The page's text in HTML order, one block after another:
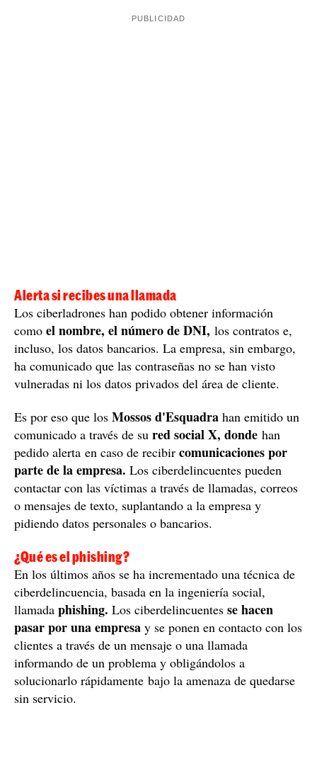
Alerta si recibes una llamada
Los ciberladrones han podido obtener información
como el nombre, el número de DNI, los contratos e,
incluso, los datos bancarios. La empresa, sin embargo,
ha comunicado que las contraseñas no se han visto
vulneradas ni los datos privados del área de cliente.
Es por eso que los Mossos d'Esquadra han emitido un
comunicado a través de su red social X, donde han
pedido alerta en caso de recibir comunicaciones por
parte de la empresa. Los ciberdelincuentes pueden
contactar con las víctimas a través de llamadas, correos
o mensajes de texto, suplantando a la empresa y
pidiendo datos personales o bancarios.
¿Qué es el phishing?
En los últimos años se ha incrementado una técnica de
ciberdelincuencia, basada en la ingeniería social,
llamada phishing. Los ciberdelincuentes se hacen
pasar por una empresa y se ponen en contacto con los
clientes a través de un mensaje o una llamada
informando de un problema y obligándolos a
solucionarlo rápidamente bajo la amenaza de quedarse
sin servicio.